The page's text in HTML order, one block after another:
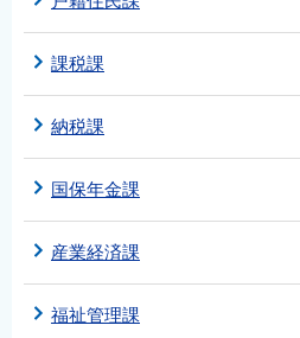
課税課
納税課
国保年金課
産業経済課
福祉管理課